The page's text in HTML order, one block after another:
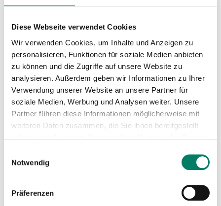
Diese Webseite verwendet Cookies
Wir verwenden Cookies, um Inhalte und Anzeigen zu
personalisieren, Funktionen für soziale Medien anbieten
zu können und die Zugriffe auf unsere Website zu
analysieren. Außerdem geben wir Informationen zu Ihrer
Verwendung unserer Website an unsere Partner für
soziale Medien, Werbung und Analysen weiter. Unsere
Partner führen diese Informationen möglicherweise mit
weiteren Daten zusammen, die Sie ihnen bereitgestellt
Notwendig
Präferenzen
Aushang-Fahrpläne
Linie Download
201
Richtung CHEMPARK (S) (2026)
Richtung Lützenkirchen (2026)
203
Richtung Reuschenberg (2026)